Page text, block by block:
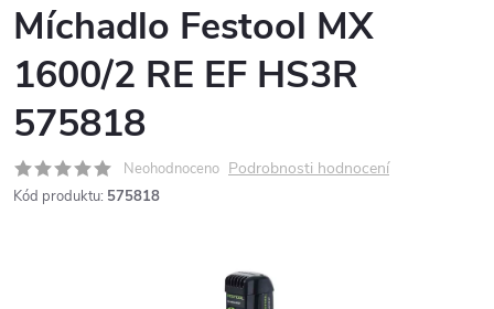
Míchadlo Festool MX
1600/2 RE EF HS3R
575818
Neohodnoceno Podrobnosti hodnocení
Kód produktu: 575818